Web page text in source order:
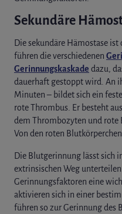
Sekundäre
Die sekundäre Hämostase
führen die verschiedenen
Gerinnungskaskade dazu,
dauerhaft gestoppt wird. An
Minuten – bildet sich ein
rote Thrombus. Er besteht
dem Thrombozyten und rote
Von den roten
Die Blutgerinnung lässt sich
extrinsischen Weg
Gerinnungsfaktoren eine
aktivieren sich in einer
führen so zur Gerinnung des